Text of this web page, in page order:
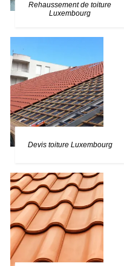
Rehaussement de toiture
Luxembourg
Devis toiture Luxembourg